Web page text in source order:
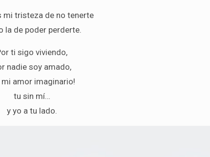
mi tristeza de no tenerte
la de poder perderte.
ti sigo viviendo,
nadie soy amado,
mi amor imaginario!
tu sin mí…
y yo a tu lado.